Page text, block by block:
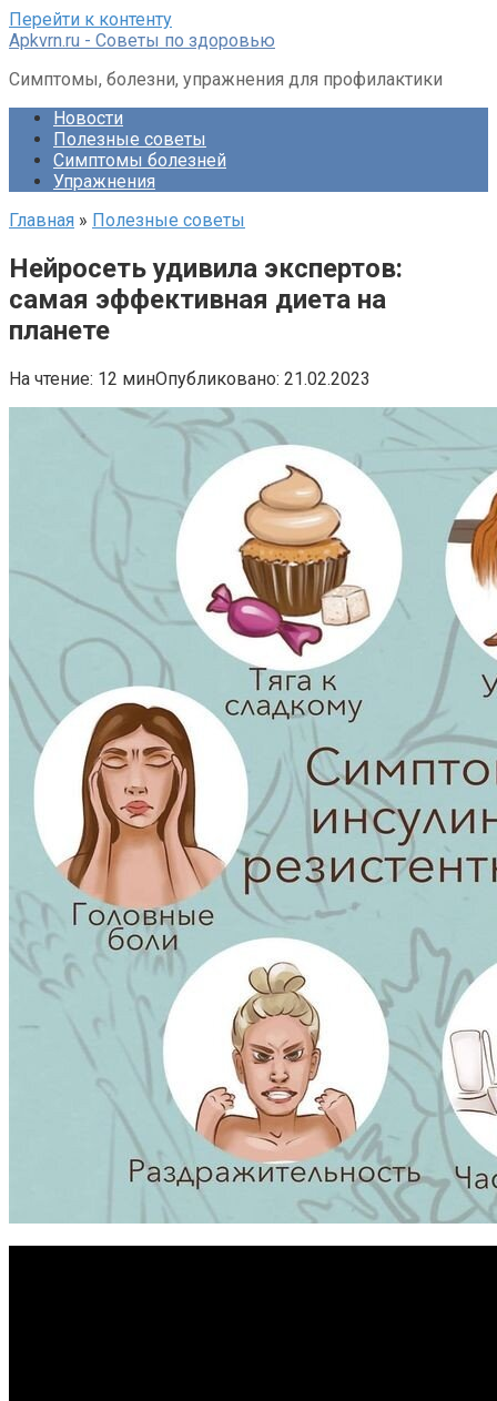
Перейти к контенту
Apkvrn.ru - Советы по здоровью
Симптомы, болезни, упражнения для профилактики
Новости
Полезные советы
Симптомы болезней
Упражнения
Главная » Полезные советы
Нейросеть удивила экспертов:
самая эффективная диета на
планете
На чтение: 12 минОпубликовано: 21.02.2023